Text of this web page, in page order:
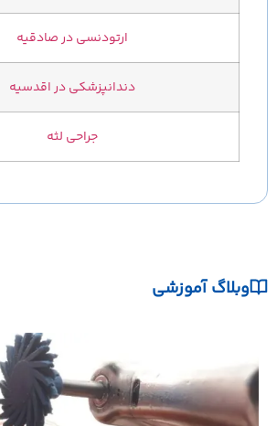
ارتودنسی در صادقیه
دندانپزشکی در اقدسیه
جراحی لثه
وبلاگ آموزشی